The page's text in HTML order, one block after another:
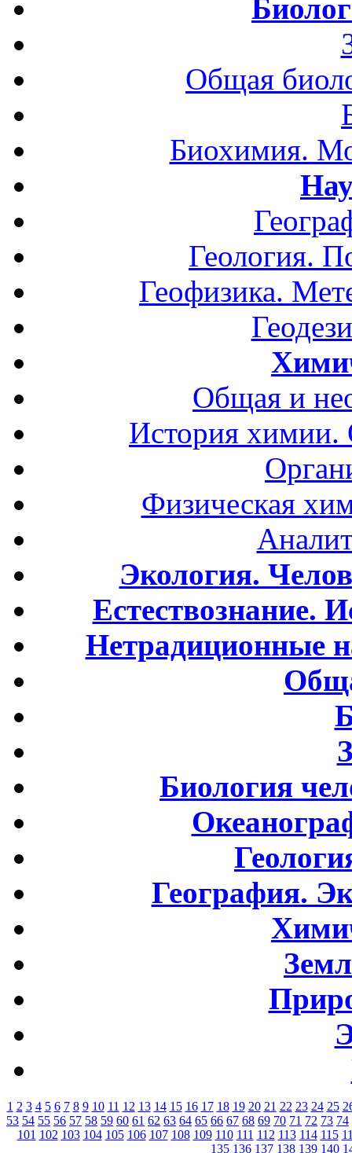
Общая
Биохимия.
Геология.
Геофизика.
Общая и
История
Физическая
Экология.
Естествознание.
Нетрадиционные
Биология
География.
1 2 3 4 5 6 7 8 9 10 11 12 13 14 15 16 17 18 19 20 21 22 23 24 25
53 54 55 56 57 58 59 60 61 62 63 64 65 66 67 68 69 70 71 72 73 74
101 102 103 104 105 106 107 108 109 110 111 112 113 114 115
135 136 137 138 139 140